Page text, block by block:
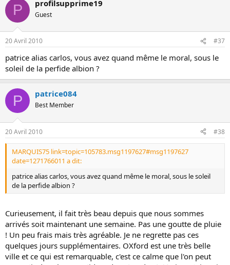
P profilsupprime19
Guest
20 Avril 2010 #37
patrice alias carlos, vous avez quand même le moral, sous le
soleil de la perfide albion ?
P patrice084
Best Member
20 Avril 2010 #38
MARQUIS75 link=topic=105783.msg1197627#msg1197627
date=1271766011 a dit:
patrice alias carlos, vous avez quand même le moral, sous le soleil
de la perfide albion ?
Curieusement, il fait très beau depuis que nous sommes
arrivés soit maintenant une semaine. Pas une goutte de pluie
! Un peu frais mais très agréable. Je ne regrette pas ces
quelques jours supplémentaires. OXford est une très belle
ville et ce qui est remarquable, c'est ce calme que l'on peut